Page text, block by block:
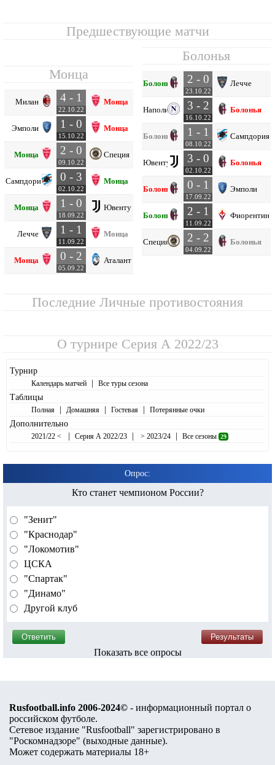
Предшествующие матчи
Монца
Милан 4 - 1
22.10.22
Монца
Эмполи 1 - 0
15.10.22
Монца
Монца 2 - 0
09.10.22
Специя
Сампдория 0 - 3
02.10.22
Монца
Монца 1 - 0
18.09.22
Ювентус
Лечче 1 - 1
11.09.22
Монца
Монца 0 - 2
05.09.22
Аталанта
Болонья
Болонья 2 - 0
23.10.22
Лечче
Наполи 3 - 2
16.10.22
Болонья
Болонья 1 - 1
08.10.22
Сампдория
Ювентус 3 - 0
02.10.22
Болонья
Болонья 0 - 1
17.09.22
Эмполи
Болонья 2 - 1
11.09.22
Фиорентина
Специя 2 - 2
04.09.22
Болонья
Последние Личные противостояния
О турнире Серия А 2022/23
Турнир
Календарь матчей | Все туры сезона
Таблицы
Полная | Домашняя | Гостевая | Потерянные очки
Дополнительно
2021/22 < | Серия А 2022/23 | > 2023/24 | Все сезоны 29
Опрос:
Кто станет чемпионом России?
"Зенит"
"Краснодар"
"Локомотив"
ЦСКА
"Спартак"
"Динамо"
Другой клуб
Показать все опросы
Rusfootball.info 2006-2024© - информационный портал о
российском футболе.
Сетевое издание "Rusfootball" зарегистрировано в
"Роскомнадзоре" (выходные данные).
Может содержать материалы 18+